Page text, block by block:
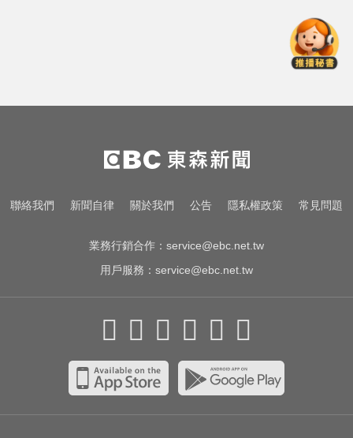
豪、許基宏動刀本季報銷
錯過「末班車」留宿男網友家！ 她
慘遭性侵2次
熊本強震！台灣送帳篷成搶手物資
聯絡我們 新聞自律 關於我們 公告 隱私權政策 常見問題
業務行銷合作： service@ebc.net.tw
用戶服務： service@ebc.net.tw